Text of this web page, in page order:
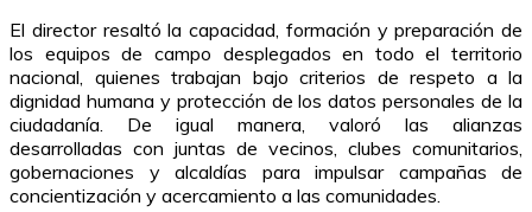
El director resaltó la capacidad, formación y preparación de
los equipos de campo desplegados en todo el territorio
nacional, quienes trabajan bajo criterios de respeto a la
dignidad humana y protección de los datos personales de la
ciudadanía. De igual manera, valoró las alianzas
desarrolladas con juntas de vecinos, clubes comunitarios,
gobernaciones y alcaldías para impulsar campañas de
concientización y acercamiento a las comunidades.